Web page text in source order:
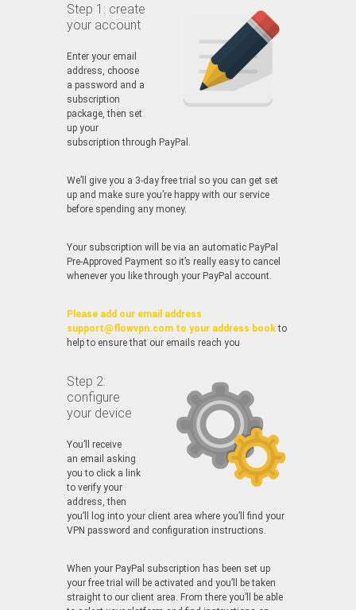
Step 1: create
your account
Enter your email
address, choose
a password and a
subscription
package, then set
up your
subscription through PayPal.
We’ll give you a 3-day free trial so you can get set
up and make sure you’re happy with our service
before spending any money.
Your subscription will be via an automatic PayPal
Pre-Approved Payment so it’s really easy to cancel
whenever you like through your PayPal account.
Please add our email address
support@flowvpn.com to your address bookto
help to ensure that our emails reach you
Step 2:
configure
your device
You’ll receive
an email asking
you to click a link
to verify your
address, then
you’ll log into your client area where you’ll find your
VPN password and configuration instructions.
When your PayPal subscription has been set up
your free trial will be activated and you’ll be taken
straight to our client area. From there you’ll be able